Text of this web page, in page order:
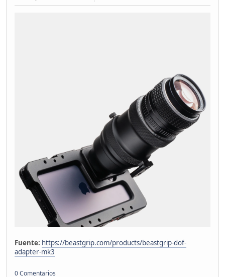
Fuente: https://beastgrip.com/products/beastgrip-dof-
adapter-mk3
0 Comentarios